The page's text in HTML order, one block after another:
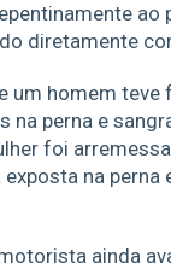
ao
diretamente
um homem teve
na perna e
foi
na perna
ainda